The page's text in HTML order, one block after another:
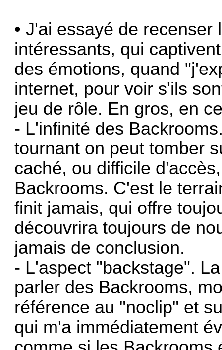
• J'ai essayé de
intéressants, qui
des émotions, quand
internet, pour voir s'ils
jeu de rôle. En gros, en
- L'infinité des
tournant on peut tomber
caché, ou difficile
Backrooms. C'est le
finit jamais, qui offre
découvrira toujours de
jamais de conclusion.
- L'aspect "backstage".
parler des Backrooms,
référence au "noclip" et
qui m'a immédiatement